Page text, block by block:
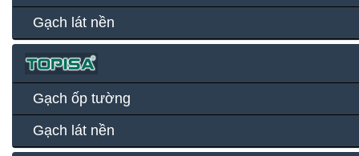
Gạch lát nền
Gạch ốp tường
Gạch lát nền